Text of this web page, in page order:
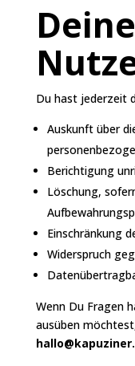
Du hast jederzeit
Auskunft über
Berichtigung
Löschung,
Einschränkung
Widerspruch
Wenn Du Fragen
ausüben